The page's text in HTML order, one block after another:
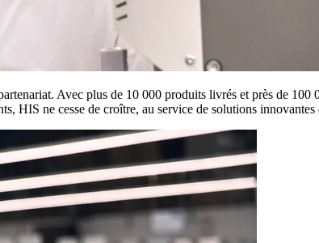
Avec plus de 10 000 produits livrés et près de 100
HIS ne cesse de croître, au service de solutions